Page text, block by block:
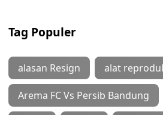
Tag Populer
alasan Resign alat
Arema FC Vs Persib Bandung